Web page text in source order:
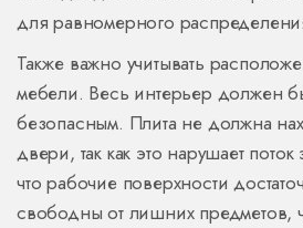
для равномерного
Также важно учитывать
мебели. Весь интерьер должен
безопасным. Плита не должна
двери, так как это нарушает
что рабочие поверхности
свободны от лишних предметов,